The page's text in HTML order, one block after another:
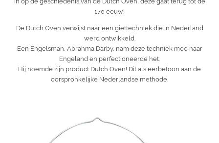
17e eeuw!
De Dutch Oven verwijst naar een giettechniek die in Nederland
werd ontwikkeld.
Een Engelsman, Abrahma Darby, nam deze techniek mee naar
Engeland en perfectioneerde het.
Hij noemde zijn product Dutch Oven! Dit als eerbetoon aan de
oorspronkelijke Nederlandse methode.